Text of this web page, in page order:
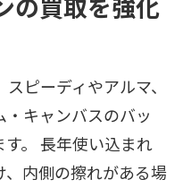
ピーディやアルマ、
キャンバスのバッ
。 長年使い込まれ
内側の擦れがある場